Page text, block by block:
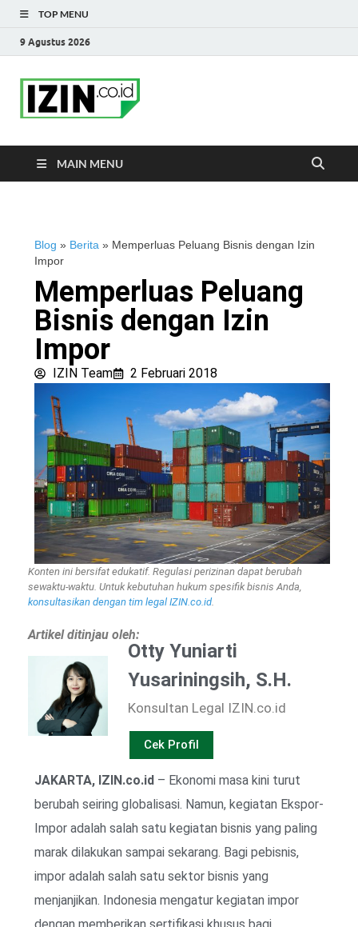
TOP MENU
9 Agustus 2026
MAIN MENU
Blog » Berita » Memperluas Peluang Bisnis dengan Izin
Impor
Memperluas Peluang
Bisnis dengan Izin
Impor
IZIN Team 2 Februari 2018
Konten ini bersifat edukatif. Regulasi perizinan dapat berubah
sewaktu-waktu. Untuk kebutuhan hukum spesifik bisnis Anda,
konsultasikan dengan tim legal IZIN.co.id.
Artikel ditinjau oleh:
Otty Yuniarti
Yusariningsih, S.H.
Konsultan Legal IZIN.co.id
Cek Profil
JAKARTA, IZIN.co.id – Ekonomi masa kini turut
berubah seiring globalisasi. Namun, kegiatan Ekspor-
Impor adalah salah satu kegiatan bisnis yang paling
marak dilakukan sampai sekarang. Bagi pebisnis,
impor adalah salah satu sektor bisnis yang
menjanjikan. Indonesia mengatur kegiatan impor
dengan memberikan sertifikasi khusus bagi